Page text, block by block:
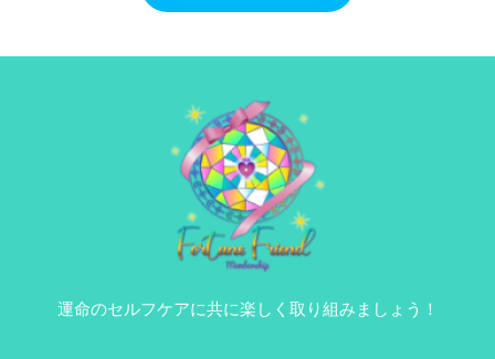
運命のセルフケアに共に楽しく取り組みましょう！